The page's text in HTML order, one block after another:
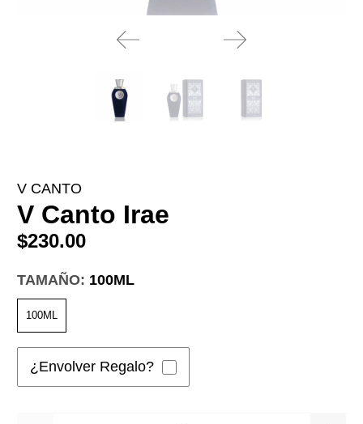
V CANTO
V Canto Irae
$230.00
TAMAÑO: 100ML
100ML
¿Envolver Regalo?